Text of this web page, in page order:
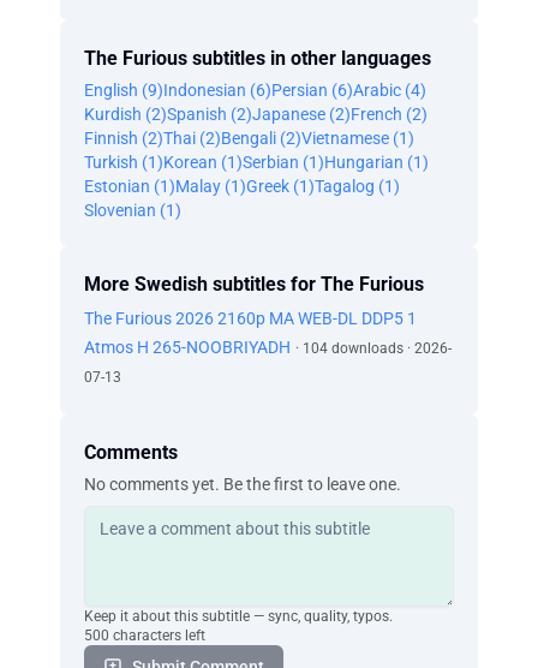
Spring! Gå! Gå! Gå!
Vilket slöseri.
Den pojken är död på grund av dig.
Spelar ingen roll. Jag plockar bara upp en
annan, vet du?
Fan. Det är sent.
Jag vill veta hur hon kom in hit.
Jag har goda nyheter.
Hittade en köpare åt dig utanför Eastport.
Tack.
Tre är en enkel sak.
Vi ses.
Matia Pham påstod att det fanns en koppling
The Furious subtitles in other languages
English (9)Indonesian (6)Persian (6)Arabic (4)
Kurdish (2)Spanish (2)Japanese (2)French (2)
Finnish (2)Thai (2)Bengali (2)Vietnamese (1)
Turkish (1)Korean (1)Serbian (1)Hungarian (1)
Estonian (1)Malay (1)Greek (1)Tagalog (1)
Slovenian (1)
More Swedish subtitles for The Furious
The Furious 2026 2160p MA WEB-DL DDP5 1
Atmos H 265-NOOBRIYADH · 104 downloads · 2026-
07-13
Comments
No comments yet. Be the first to leave one.
Keep it about this subtitle — sync, quality, typos.
500 characters left